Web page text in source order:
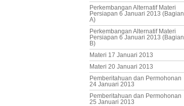
Perkembangan Alternatif Materi
Persiapan 6 Januari 2013 (Bagian
A)
Perkembangan Alternatif Materi
Persiapan 6 Januari 2013 (Bagian
B)
Materi 17 Januari 2013
Materi 20 Januari 2013
Pemberitahuan dan Permohonan
24 Januari 2013
Pemberitahuan dan Permohonan
25 Januari 2013